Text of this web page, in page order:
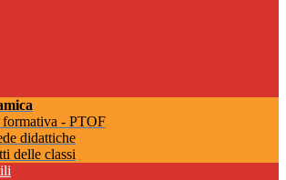
- PTOF
didattiche
delle classi